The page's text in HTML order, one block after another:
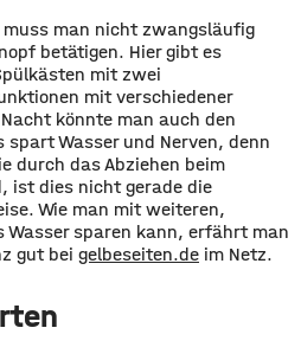
muss man nicht zwangsläufig
betätigen. Hier gibt es
mit zwei
mit verschiedener
könnte man auch den
Wasser und Nerven, denn
durch das Abziehen beim
ist dies nicht gerade die
Wie man mit weiteren,
Wasser sparen kann, erfährt man
gut bei gelbeseiten.de im Netz.